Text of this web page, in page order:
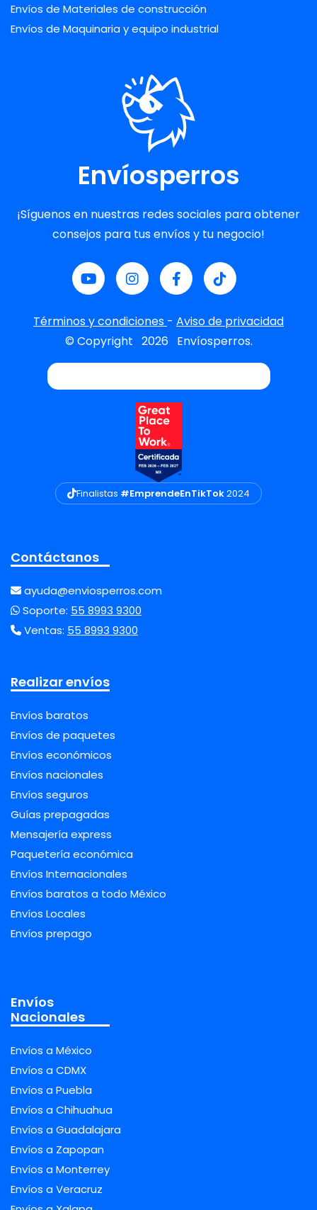
Envíos de Materiales de construcción
Envíos de Maquinaria y equipo industrial
Envíosperros
¡Síguenos en nuestras redes sociales para obtener
consejos para tus envíos y tu negocio!
Términos y condiciones - Aviso de privacidad
© Copyright 2026 Envíosperros.
Finalistas #EmprendeEnTikTok2024
Contáctanos
ayuda@enviosperros.com
Soporte: 55 8993 9300
Ventas: 55 8993 9300
Realizar envíos
Envíos baratos
Envíos de paquetes
Envíos económicos
Envíos nacionales
Envíos seguros
Guías prepagadas
Mensajería express
Paquetería económica
Envíos Internacionales
Envíos baratos a todo México
Envíos Locales
Envíos prepago
Envíos
Nacionales
Envíos a México
Envíos a CDMX
Envíos a Puebla
Envíos a Chihuahua
Envíos a Guadalajara
Envíos a Zapopan
Envíos a Monterrey
Envíos a Veracruz